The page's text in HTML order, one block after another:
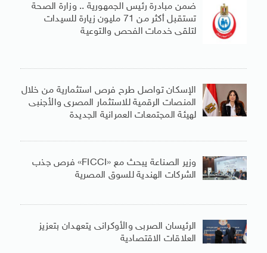
ضمن مبادرة رئيس الجمهورية .. وزارة الصحة
تستقبل أكثر من 71 مليون زيارة للسيدات
لتلقى خدمات الفحص والتوعية
الإسكان تواصل طرح فرص استثمارية من خلال
المنصات الرقمية للاستثمار المصرى والأجنبى
لهيئة المجتمعات العمرانية الجديدة
وزير الصناعة يبحث مع «FICCI» فرص جذب
الشركات الهندية للسوق المصرية
الرئيسان الصربى والأوكرانى يتعهدان بتعزيز
العلاقات الاقتصادية